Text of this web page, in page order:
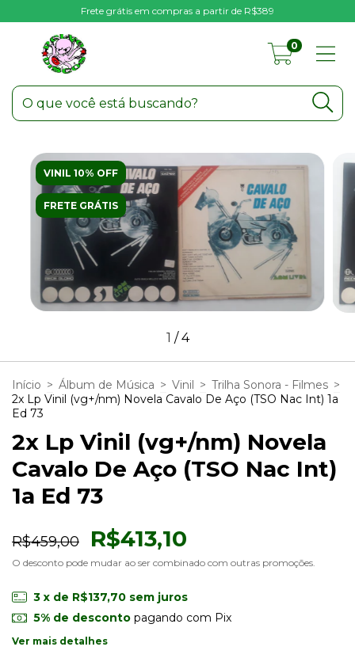
Frete grátis em compras a partir de R$389
0
VINIL 10% OFF
FRETE GRÁTIS
1 /4
Início > Álbum de Música > Vinil > Trilha Sonora - Filmes >
2x Lp Vinil (vg+/nm) Novela Cavalo De Aço (TSO Nac Int) 1a
Ed 73
2x Lp Vinil (vg+/nm) Novela
Cavalo De Aço (TSO Nac Int)
1a Ed 73
R$459,00 R$413,10
O desconto pode mudar ao ser combinado com outras promoções.
3 x de R$137,70 sem juros
5% de descontopagando com Pix
Ver mais detalhes